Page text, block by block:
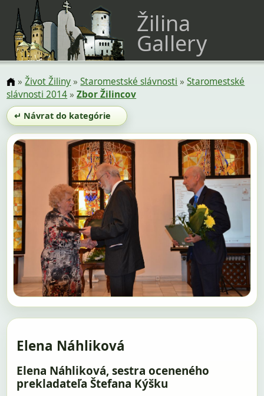
Žilina
Gallery
»Život Žiliny»Staromestské slávnosti »Staromestské
slávnosti 2014»Zbor Žilincov
↵ Návrat do kategórie
Elena Náhliková
Elena Náhliková, sestra oceneného
prekladateľa Štefana Kýšku